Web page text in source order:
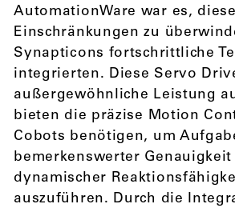
AutomationWare war es, diese
Einschränkungen zu
Synapticons fortschrittliche
integrierten. Diese Servo
außergewöhnliche Leistung
bieten die präzise Motion
Cobots benötigen, um
bemerkenswerter Genauigkeit
dynamischer
auszuführen. Durch die